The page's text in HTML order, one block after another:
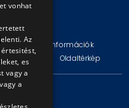
BKV Zrt.
Technikai információk
Oldaltérkép
vonhat
Az
es
vagy a
a